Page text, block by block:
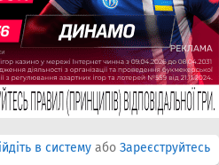
в систему або Зареєструйтесь